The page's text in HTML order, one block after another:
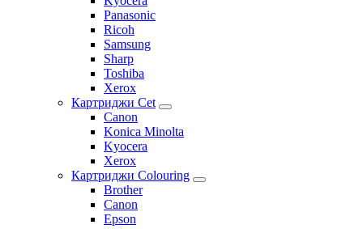
Panasonic
Ricoh
Samsung
Sharp
Toshiba
Xerox
Картриджи Cet
Canon
Konica Minolta
Kyocera
Xerox
Картриджи Colouring
Brother
Canon
Epson